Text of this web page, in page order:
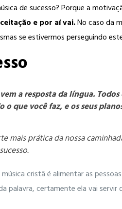
de sucesso? Porque a
e por aí vai.No caso da
se estivermos perseguindo
a resposta da língua.
que você faz, e os seus
mais prática da nossa
cristã é alimentar as
palavra, certamente ela vai servir